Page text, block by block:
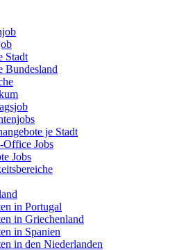
Stadt
Bundesland
je Stadt
Office Jobs
Jobs
in Portugal
in Griechenland
in Spanien
in den Niederlanden